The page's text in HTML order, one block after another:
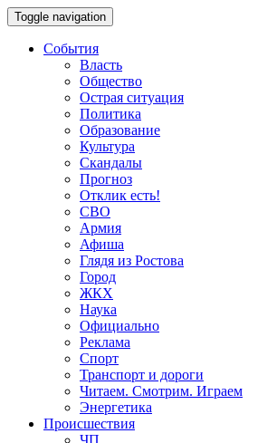
Toggle navigation
События
Власть
Общество
Острая ситуация
Политика
Образование
Культура
Скандалы
Прогноз
Отклик есть!
СВО
Армия
Афиша
Глядя из Ростова
Город
ЖКХ
Наука
Официально
Реклама
Спорт
Транспорт и дороги
Читаем. Смотрим. Играем
Энергетика
Происшествия
ЧП